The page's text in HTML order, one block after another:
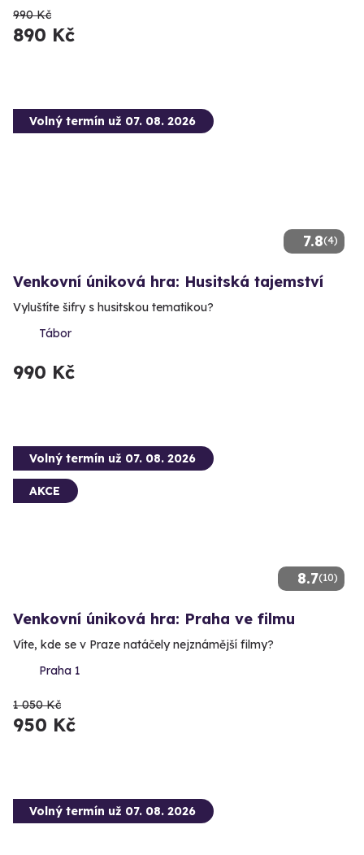
990 Kč
890 Kč
7.8(4)
Volný termín už 07. 08. 2026
Venkovní úniková hra: Husitská tajemství
Vyluštíte šifry s husitskou tematikou?
Tábor
990 Kč
8.7(10)
Volný termín už 07. 08. 2026
AKCE
Venkovní úniková hra: Praha ve filmu
Víte, kde se v Praze natáčely nejznámější filmy?
Praha 1
1 050 Kč
950 Kč
Volný termín už 07. 08. 2026